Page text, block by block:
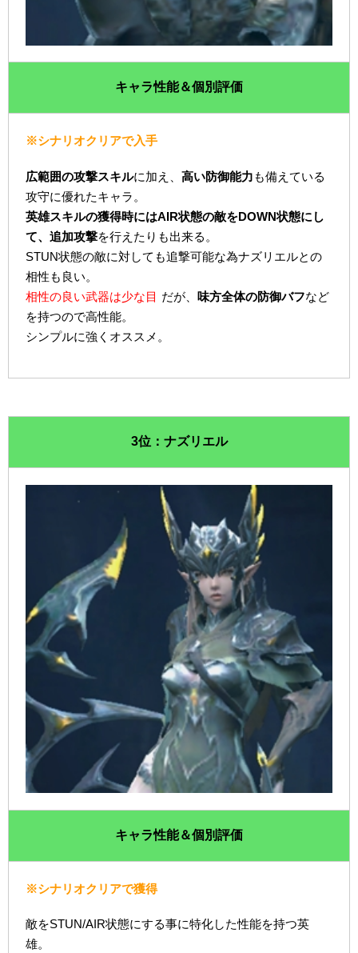
キャラ性能＆個別評価
※シナリオクリアで入手
広範囲の攻撃スキルに加え、高い防御能力も備えている
攻守に優れたキャラ。
英雄スキルの獲得時にはAIR状態の敵をDOWN状態にし
て、追加攻撃を行えたりも出来る。
STUN状態の敵に対しても追撃可能な為ナズリエルとの
相性も良い。
相性の良い武器は少な目 だが、味方全体の防御バフなど
を持つので高性能。
シンプルに強くオススメ。
3位：ナズリエル
キャラ性能＆個別評価
※シナリオクリアで獲得
敵をSTUN/AIR状態にする事に特化した性能を持つ英
雄。